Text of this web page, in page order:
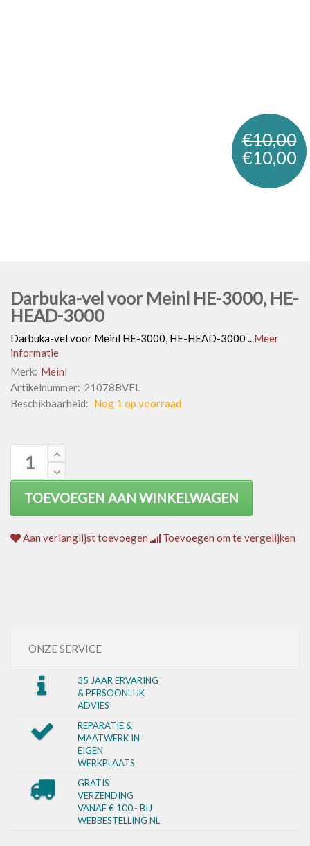
€10,00
€10,00
Darbuka-vel voor Meinl HE-3000, HE-
HEAD-3000
Darbuka-vel voor Meinl HE-3000, HE-HEAD-3000 ... Meer
informatie
Merk: Meinl
Artikelnummer: 21078BVEL
Beschikbaarheid: Nog 1 op voorraad
TOEVOEGEN AAN WINKELWAGEN
Aan verlanglijst toevoegen Toevoegen om te vergelijken
ONZE SERVICE
35 JAAR ERVARING
& PERSOONLIJK
ADVIES
REPARATIE &
MAATWERK IN
EIGEN
WERKPLAATS
GRATIS
VERZENDING
VANAF € 100,- BIJ
WEBBESTELLING NL